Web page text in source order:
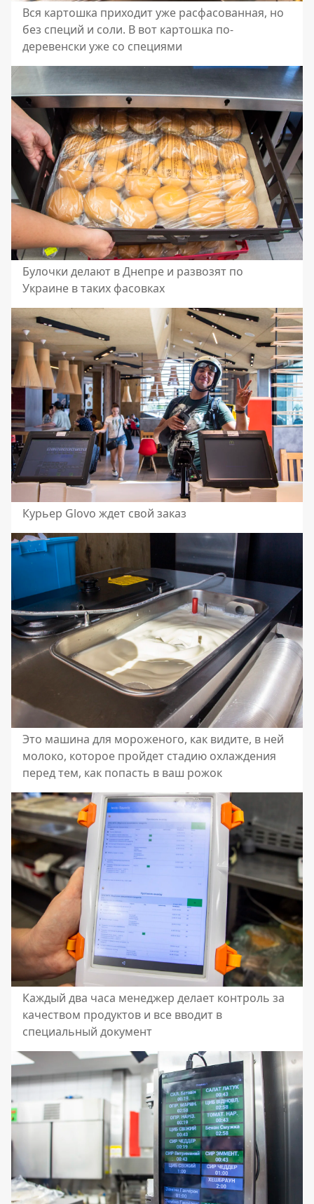
Вся картошка приходит уже расфасованная, но
без специй и соли. В вот картошка по-
деревенски уже со специями
Булочки делают в Днепре и развозят по
Украине в таких фасовках
Курьер Glovo ждет свой заказ
Это машина для мороженого, как видите, в ней
молоко, которое пройдет стадию охлаждения
перед тем, как попасть в ваш рожок
Каждый два часа менеджер делает контроль за
качеством продуктов и все вводит в
специальный документ